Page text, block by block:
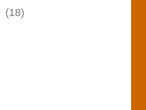
(18)